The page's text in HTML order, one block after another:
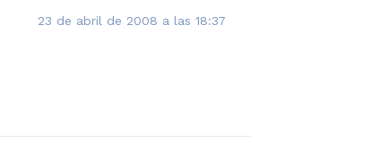
23 de abril de 2008 a las 18:37